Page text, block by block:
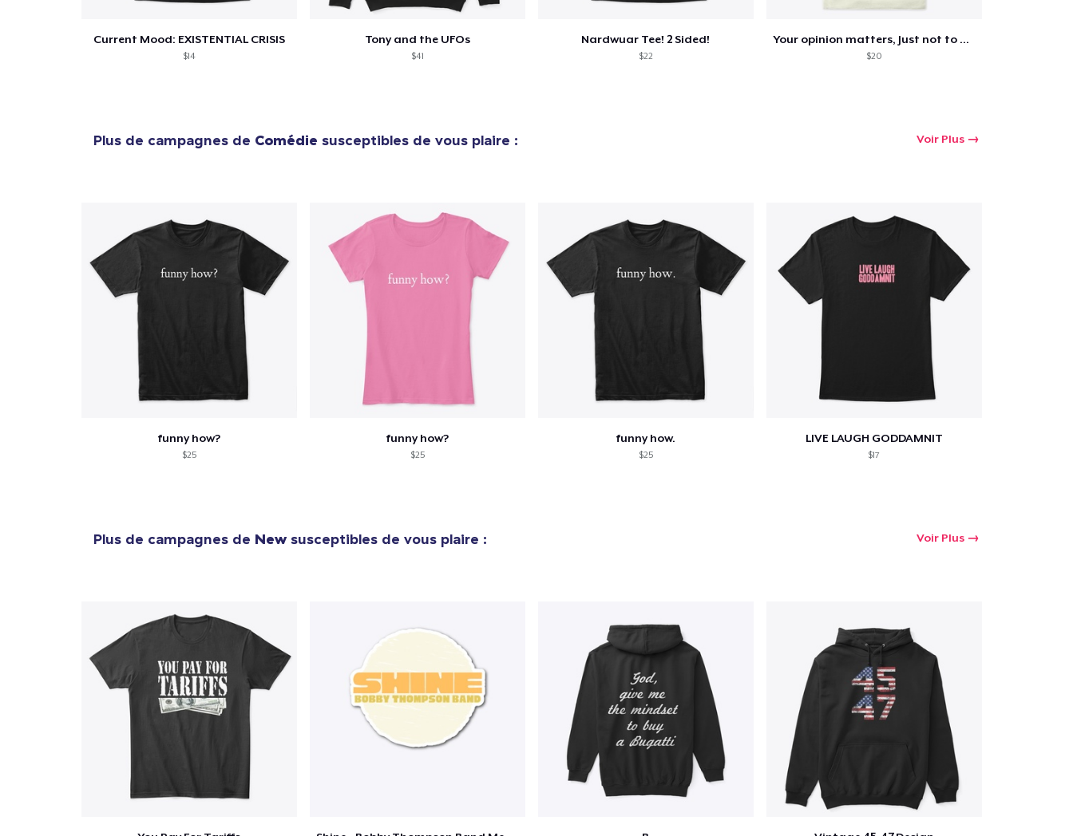
Current Mood: EXISTENTIAL CRISIS
$14
Tony and the UFOs
$41
Nardwuar Tee! 2 Sided!
$22
Your opinion matters, Just not to me!
$20
Plus de campagnes de Comédie susceptibles de vous plaire : Voir Plus
funny how?
$25
funny how?
$25
funny how.
$25
LIVE LAUGH GODDAMNIT
$17
Plus de campagnes de Newsusceptibles de vous plaire : Voir Plus